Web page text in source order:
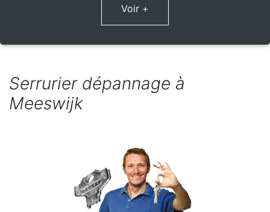
Voir +
Serrurier dépannage à
Meeswijk